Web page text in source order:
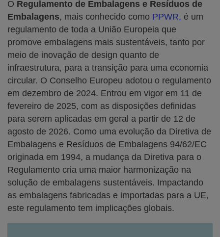
O Regulamento de Embalagens e Resíduos de
Embalagens, mais conhecido como PPWR, é um
regulamento de toda a União Europeia que
promove embalagens mais sustentáveis, tanto por
meio de inovação de design quanto de
infraestrutura, para a transição para uma economia
circular. O Conselho Europeu adotou o regulamento
em dezembro de 2024. Entrou em vigor em 11 de
fevereiro de 2025, com as disposições definidas
para serem aplicadas em geral a partir de 12 de
agosto de 2026. Como uma evolução da Diretiva de
Embalagens e Resíduos de Embalagens 94/62/EC
originada em 1994, a mudança da Diretiva para o
Regulamento cria uma maior harmonização na
solução de embalagens sustentáveis. Impactando
as embalagens fabricadas e importadas para a UE,
este regulamento tem implicações globais.